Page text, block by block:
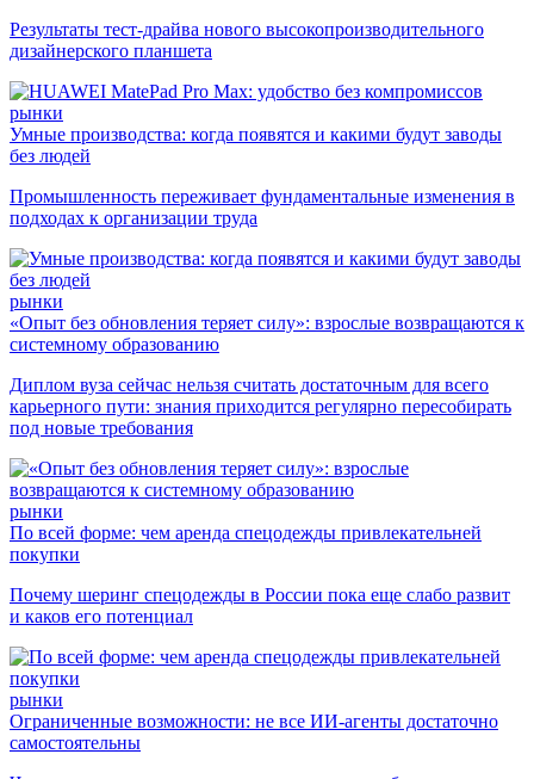
Результаты тест-драйва нового высокопроизводительного
дизайнерского планшета
рынки
Умные производства: когда появятся и какими будут заводы
без людей
Промышленность переживает фундаментальные изменения в
подходах к организации труда
рынки
«Опыт без обновления теряет силу»: взрослые возвращаются к
системному образованию
Диплом вуза сейчас нельзя считать достаточным для всего
карьерного пути: знания приходится регулярно пересобирать
под новые требования
рынки
По всей форме: чем аренда спецодежды привлекательней
покупки
Почему шеринг спецодежды в России пока еще слабо развит
и каков его потенциал
рынки
Ограниченные возможности: не все ИИ-агенты достаточно
самостоятельны